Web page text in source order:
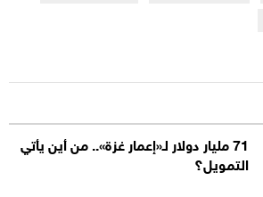
71 مليار دولار لـ«إعمار غزة».. من أين يأتي
التمويل؟